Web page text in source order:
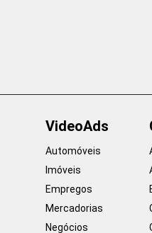
VideoAds
Automóveis
Imóveis
Empregos
Mercadorias
Negócios